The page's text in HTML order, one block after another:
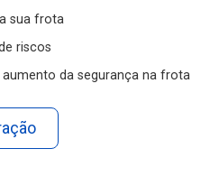
sua frota
riscos
aumento da segurança na frota